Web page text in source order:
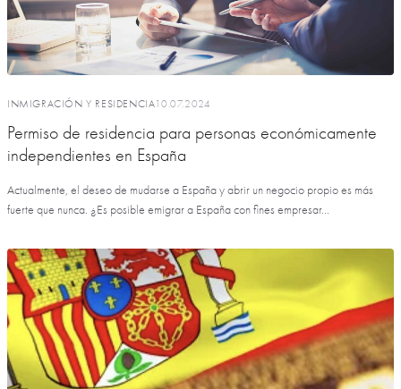
INMIGRACIÓN Y RESIDENCIA10.07.2024
Permiso de residencia para personas económicamente
independientes en España
Actualmente, el deseo de mudarse a España y abrir un negocio propio es más
fuerte que nunca. ¿Es posible emigrar a España con fines empresar...